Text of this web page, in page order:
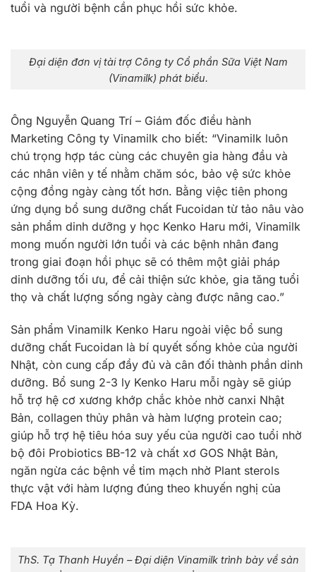
tuổi và người bệnh cần phục hồi sức khỏe.
Đại diện đơn vị tài trợ Công ty Cổ phần Sữa Việt Nam
(Vinamilk) phát biểu.
Ông Nguyễn Quang Trí – Giám đốc điều hành
Marketing Công ty Vinamilk cho biết: “Vinamilk luôn
chú trọng hợp tác cùng các chuyên gia hàng đầu và
các nhân viên y tế nhằm chăm sóc, bảo vệ sức khỏe
cộng đồng ngày càng tốt hơn. Bằng việc tiên phong
ứng dụng bổ sung dưỡng chất Fucoidan từ tảo nâu vào
sản phẩm dinh dưỡng y học Kenko Haru mới, Vinamilk
mong muốn người lớn tuổi và các bệnh nhân đang
trong giai đoạn hồi phục sẽ có thêm một giải pháp
dinh dưỡng tối ưu, để cải thiện sức khỏe, gia tăng tuổi
thọ và chất lượng sống ngày càng được nâng cao.”
Sản phẩm Vinamilk Kenko Haru ngoài việc bổ sung
dưỡng chất Fucoidan là bí quyết sống khỏe của người
Nhật, còn cung cấp đầy đủ và cân đối thành phần dinh
dưỡng. Bổ sung 2-3 ly Kenko Haru mỗi ngày sẽ giúp
hỗ trợ hệ cơ xương khớp chắc khỏe nhờ canxi Nhật
Bản, collagen thủy phân và hàm lượng protein cao;
giúp hỗ trợ hệ tiêu hóa suy yếu của người cao tuổi nhờ
bộ đôi Probiotics BB-12 và chất xơ GOS Nhật Bản,
ngăn ngừa các bệnh về tim mạch nhờ Plant sterols
thực vật với hàm lượng đúng theo khuyến nghị của
FDA Hoa Kỳ.
ThS. Tạ Thanh Huyền – Đại diện Vinamilk trình bày về sản